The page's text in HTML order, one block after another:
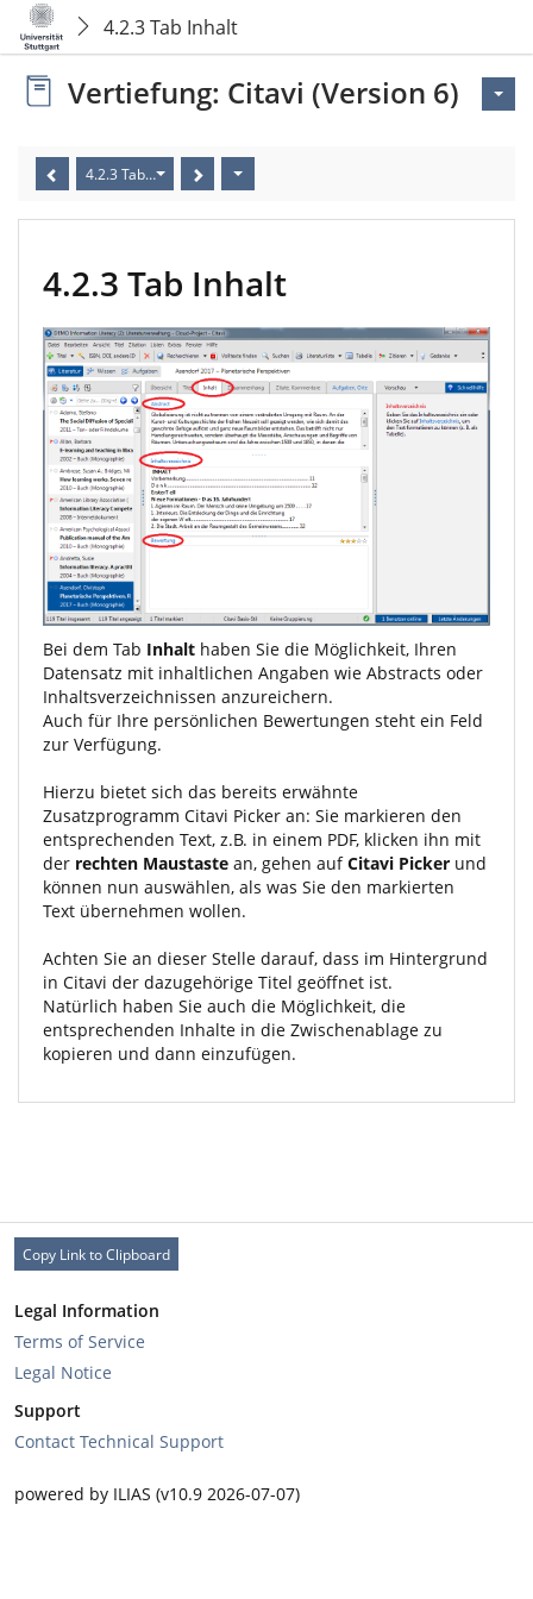
4.2.3 Tab Inhalt
Vertiefung: Citavi (Version 6)
4.2.3 Tab Inhalt
4.2.3 Tab Inhalt
Bei dem Tab Inhalt haben Sie die Möglichkeit, Ihren
Datensatz mit inhaltlichen Angaben wie Abstracts oder
Inhaltsverzeichnissen anzureichern.
Auch für Ihre persönlichen Bewertungen steht ein Feld
zur Verfügung.
Hierzu bietet sich das bereits erwähnte
Zusatzprogramm Citavi Picker an: Sie markieren den
entsprechenden Text, z.B. in einem PDF, klicken ihn mit
der rechten Maustaste an, gehen aufCitavi Picker und
können nun auswählen, als was Sie den markierten
Text übernehmen wollen.
Achten Sie an dieser Stelle darauf, dass im Hintergrund
in Citavi der dazugehörige Titel geöffnet ist.
Natürlich haben Sie auch die Möglichkeit, die
entsprechenden Inhalte in die Zwischenablage zu
kopieren und dann einzufügen.
Copy Link to Clipboard
Legal Information
Terms of Service
Legal Notice
Support
Contact Technical Support
powered by ILIAS (v10.9 2026-07-07)